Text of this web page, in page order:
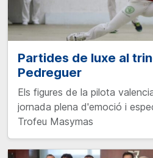
Partides de luxe al
Pedreguer
Els figures de la pilota
jornada plena d'emoció i
Trofeu Masymas